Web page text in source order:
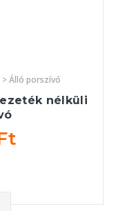
Álló porszívó
nélküli